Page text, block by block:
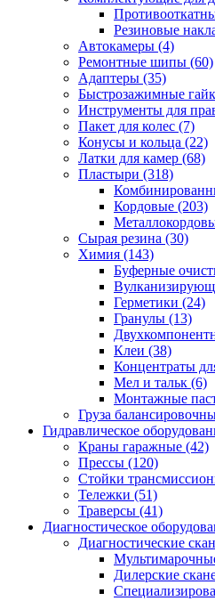
Резиновые
Автокамеры (4)
Ремонтные шипы (60)
Адаптеры (35)
Быстрозажимные
Инструменты для
Пакет для колес (7)
Конусы и кольца (22)
Латки для камер (68)
Пластыри (318)
Кордовые (203)
Сырая резина (30)
Химия (143)
Буферные
Герметики (24)
Гранулы (13)
Клеи (38)
Концентраты
Мел и тальк (6)
Монтажные
Груза
Гидравлическое
Краны гаражные (42)
Прессы (120)
Стойки
Тележки (51)
Траверсы (41)
Диагностическое
Диагностические
Дилерские